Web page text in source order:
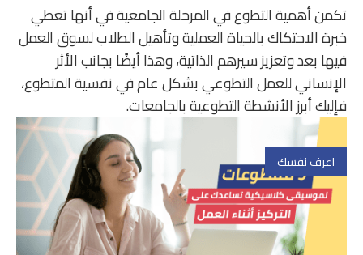
تكمن أهمية التطوع في المرحلة الجامعية في أنها تعطي
خبرة الاحتكاك بالحياة العملية وتأهيل الطلاب لسوق العمل
فيها بعد وتعزيز سيرهم الذاتية، وهذا أيضًا بجانب الأثر
الإنساني للعمل التطوعي بشكل عام في نفسية المتطوع،
فإليك أبرز الأنشطة التطوعية بالجامعات.
اعرف نفسك